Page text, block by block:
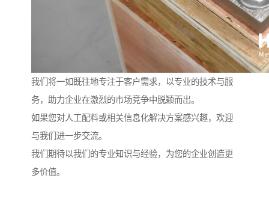
我们将一如既往地专注于客户需求，以专业的技术与服
务，助力企业在激烈的市场竞争中脱颖而出。
如果您对人工配料或相关信息化解决方案感兴趣，欢迎
与我们进一步交流。
我们期待以我们的专业知识与经验，为您的企业创造更
多价值。